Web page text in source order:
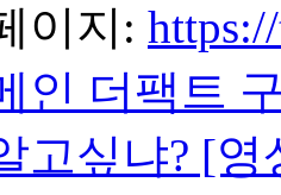
이지:
인 더팩트
고싶냐? [